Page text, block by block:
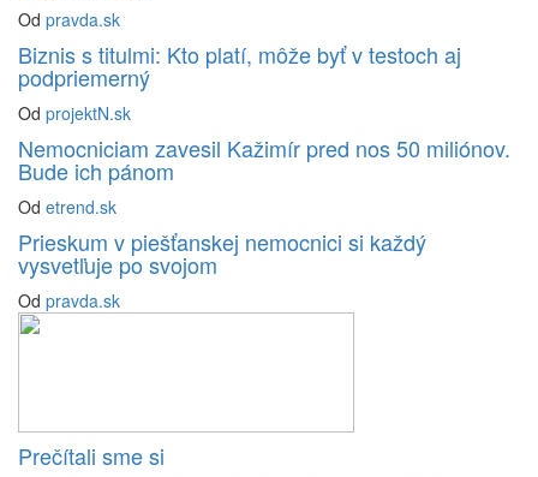
Od pravda.sk
Biznis s titulmi: Kto platí, môže byť v testoch aj
podpriemerný
Od projektN.sk
Nemocniciam zavesil Kažimír pred nos 50 miliónov.
Bude ich pánom
Od etrend.sk
Prieskum v piešťanskej nemocnici si každý
vysvetľuje po svojom
Od pravda.sk
Prečítali sme si